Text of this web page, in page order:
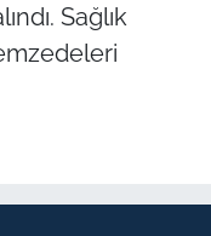
Sağlık